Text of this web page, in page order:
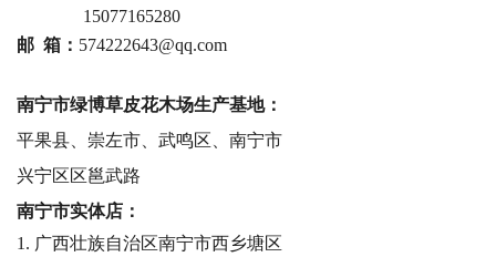
15077165280
邮 箱： 574222643@qq.com
南宁市绿博草皮花木场生产基地：
平果县、崇左市、武鸣区、南宁市
兴宁区区邕武路
南宁市实体店：
1. 广西壮族自治区南宁市西乡塘区